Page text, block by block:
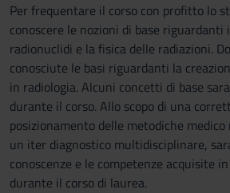
Per frequentare il corso con profitto lo
conoscere le nozioni di base riguardanti
radionuclidi e la fisica delle radiazioni.
conosciute le basi riguardanti la
in radiologia. Alcuni concetti di base
durante il corso. Allo scopo di una
posizionamento delle metodiche
un iter diagnostico multidisciplinare,
conoscenze e le competenze acquisite
durante il corso di laurea.